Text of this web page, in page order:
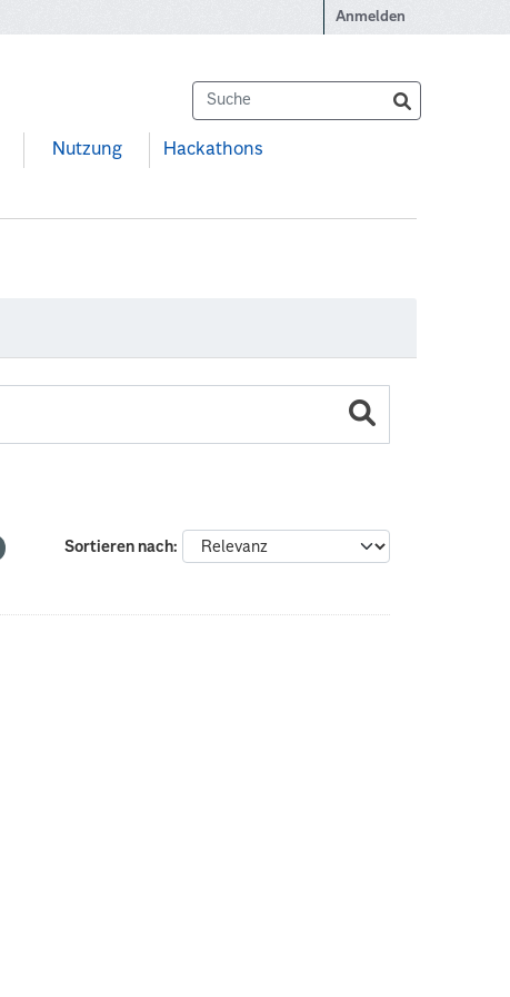
Anmelden
Nutzung Hackathons
Sortieren nach